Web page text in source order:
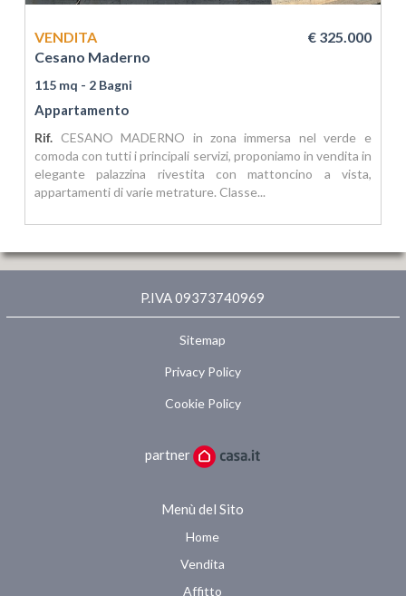
VENDITA
€ 325.000
Cesano Maderno
115 mq - 2 Bagni
Appartamento
Rif. CESANO MADERNO in zona immersa nel verde e
comoda con tutti i principali servizi, proponiamo in vendita in
elegante palazzina rivestita con mattoncino a vista,
appartamenti di varie metrature. Classe...
P.IVA 09373740969
Sitemap
Privacy Policy
Cookie Policy
partner
Menù del Sito
Home
Vendita
Affitto